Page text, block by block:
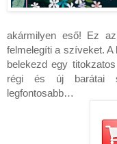
akármilyen eső! Ez
felmelegíti a szíveket.
belekezd egy
régi és új barátai
legfontosabb…